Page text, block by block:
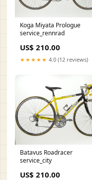
Koga Miyata Prologue
service_rennrad
US$ 210.00
★★★★★ 4.0 (12 reviews)
Batavus Roadracer
service_city
US$ 210.00